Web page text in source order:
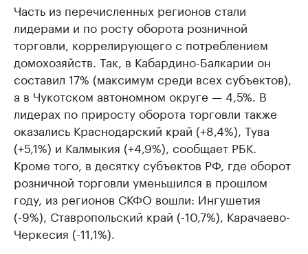
Часть из перечисленных регионов стали
лидерами и по росту оборота розничной
торговли, коррелирующего с потреблением
домохозяйств. Так, в Кабардино-Балкарии он
составил 17% (максимум среди всех субъектов),
а в Чукотском автономном округе — 4,5%. В
лидерах по приросту оборота торговли также
оказались Краснодарский край (+8,4%), Тува
(+5,1%) и Калмыкия (+4,9%), сообщает РБК.
Кроме того, в десятку субъектов РФ, где оборот
розничной торговли уменьшился в прошлом
году, из регионов СКФО вошли: Ингушетия
(-9%), Ставропольский край (-10,7%), Карачаево-
Черкесия (-11,1%).